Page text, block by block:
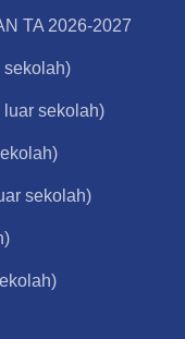
TA 2026-2027
sekolah)
sekolah)
sekolah)